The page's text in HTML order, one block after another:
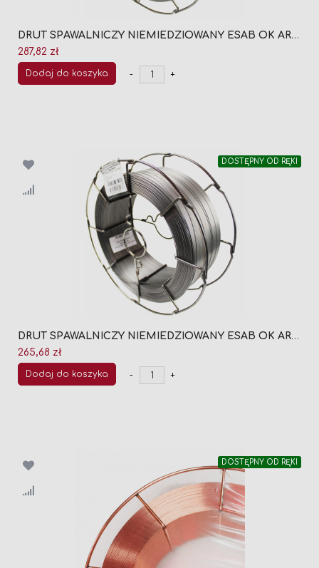
DRUT SPAWALNICZY NIEMIEDZIOWANY ESAB OK ARISTOROD 12.50 FI 1,2 (SZPULA 18KG)
287,82 zł
Dodaj do koszyka - +
DOSTĘPNY OD RĘKI
DRUT SPAWALNICZY NIEMIEDZIOWANY ESAB OK ARISTOROD 12.50 FI 1,0 (SZPULA 18KG)
265,68 zł
Dodaj do koszyka - +
DOSTĘPNY OD RĘKI